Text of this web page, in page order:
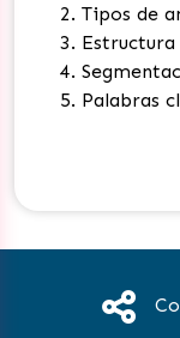
Tipos de
Estructura
Palabras